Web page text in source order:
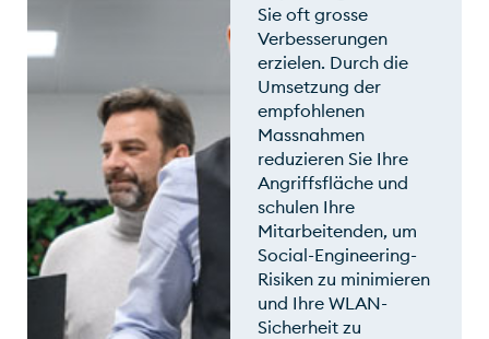
Sie oft grosse
Verbesserungen
erzielen. Durch die
Umsetzung der
empfohlenen
Massnahmen
reduzieren Sie Ihre
Angriffsfläche und
schulen Ihre
Mitarbeitenden, um
Social-Engineering-
Risiken zu minimieren
und Ihre WLAN-
Sicherheit zu